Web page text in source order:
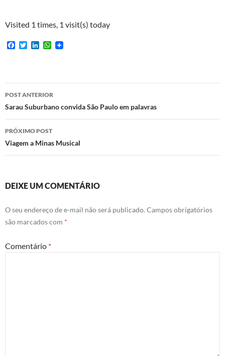
Visited 1 times, 1 visit(s) today
F
o
o
T
e
r
d
I
W
A
p
Navegação
de
posts
POST ANTERIOR
Sarau Suburbano convida São Paulo em palavras
PRÓXIMO POST
Viagem a Minas Musical
DEIXE UM COMENTÁRIO
O seu endereço de e-mail não será publicado. Campos obrigatórios
são marcados com *
Comentário *